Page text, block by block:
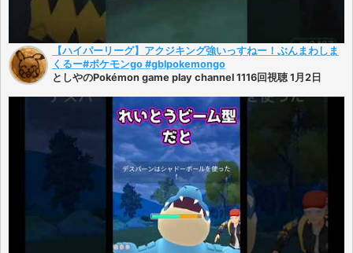
【ハイパーリーグ】アクジキング強いっすねー！ぶんまわしま
くるー#ポケモンgo #gblpokemongo
としやのPokémon game play channel 1116回視聴 1月2日